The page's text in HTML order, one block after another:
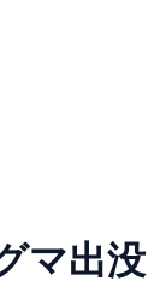
マ出没